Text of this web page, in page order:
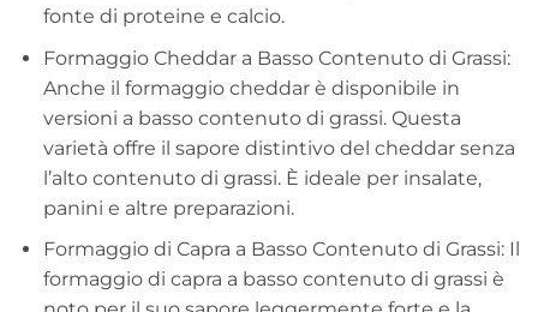
fonte di proteine e calcio.
Formaggio Cheddar a Basso Contenuto di Grassi:
Anche il formaggio cheddar è disponibile in
versioni a basso contenuto di grassi. Questa
varietà offre il sapore distintivo del cheddar senza
l’alto contenuto di grassi. È ideale per insalate,
panini e altre preparazioni.
Formaggio di Capra a Basso Contenuto di Grassi: Il
formaggio di capra a basso contenuto di grassi è